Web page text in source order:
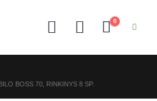
0
BOSS 70, RINKINYS 8 SP.